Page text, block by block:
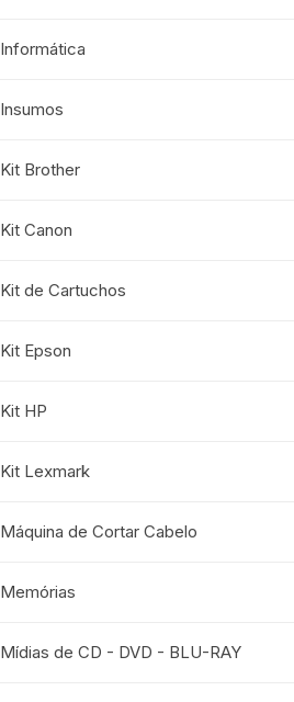
Informática
Insumos
Kit Brother
Kit Canon
Kit de Cartuchos
Kit Epson
Kit HP
Kit Lexmark
Máquina de Cortar Cabelo
Memórias
Mídias de CD - DVD - BLU-RAY